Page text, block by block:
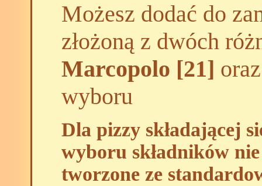
Możesz dodać do
złożoną z dwóch
Marcopolo [21]
wyboru
Dla pizzy składającej
wyboru składników
tworzone ze